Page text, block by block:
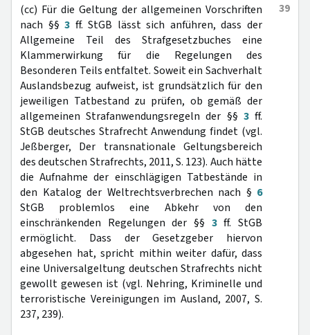
39
(cc) Für die Geltung der allgemeinen Vorschriften
nach §§3 ff. StGB lässt sich anführen, dass der
Allgemeine Teil des Strafgesetzbuches eine
Klammerwirkung für die Regelungen des
Besonderen Teils entfaltet. Soweit ein Sachverhalt
Auslandsbezug aufweist, ist grundsätzlich für den
jeweiligen Tatbestand zu prüfen, ob gemäß der
allgemeinen Strafanwendungsregeln der §§ 3ff.
StGB deutsches Strafrecht Anwendung findet (vgl.
Jeßberger, Der transnationale Geltungsbereich
des deutschen Strafrechts, 2011, S. 123). Auch hätte
die Aufnahme der einschlägigen Tatbestände in
den Katalog der Weltrechtsverbrechen nach § 6
StGB problemlos eine Abkehr von den
einschränkenden Regelungen der §§ 3ff. StGB
ermöglicht. Dass der Gesetzgeber hiervon
abgesehen hat, spricht mithin weiter dafür, dass
eine Universalgeltung deutschen Strafrechts nicht
gewollt gewesen ist (vgl. Nehring, Kriminelle und
terroristische Vereinigungen im Ausland, 2007, S.
237, 239).